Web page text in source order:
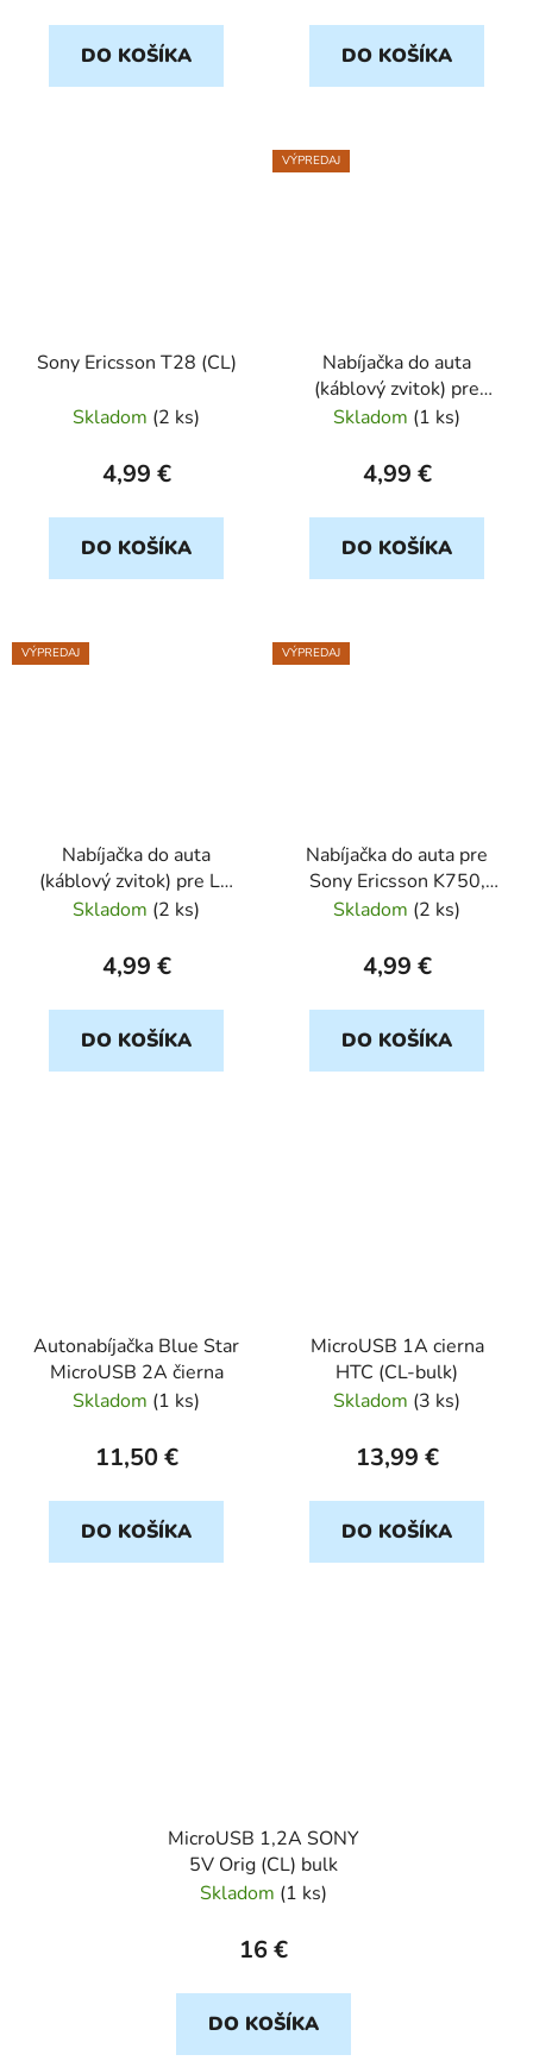
DO KOŠÍKA DO KOŠÍKA
Sony Ericsson T28 (CL)
Skladom (2 ks)
4,99 €
DO KOŠÍKA
VÝPREDAJ
Nabíjačka do auta
(káblový zvitok) pre
Siemens C55, A60,
AL21, AX72, AX75,
C60, C6..., čierny
Skladom (1 ks)
4,99 €
DO KOŠÍKA
VÝPREDAJ
Nabíjačka do auta
(káblový zvitok) pre LG
KG800, čierny
Skladom (2 ks)
4,99 €
DO KOŠÍKA
VÝPREDAJ
Nabíjačka do auta pre
Sony Ericsson K750,
W550i, W600, W800i,
Skladom (2 ks)
4,99 €
DO KOŠÍKA
Autonabíjačka Blue Star
MicroUSB 2A čierna
Skladom (1 ks)
11,50 €
DO KOŠÍKA
MicroUSB 1A cierna
HTC (CL-bulk)
Skladom (3 ks)
13,99 €
DO KOŠÍKA
MicroUSB 1,2A SONY
5V Orig (CL) bulk
Skladom (1 ks)
16 €
DO KOŠÍKA